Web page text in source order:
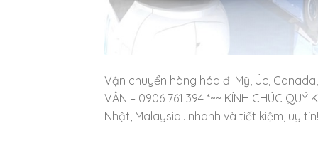
Vận chuyển hàng hóa đi Mỹ, Úc,
VÂN – 0906 761 394 *~~ KÍNH CHÚC
Nhật, Malaysia.. nhanh và tiết kiệm, uy